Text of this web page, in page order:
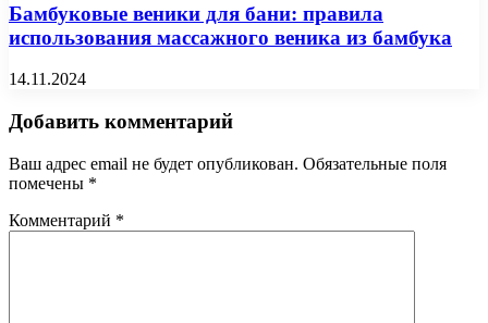
Бамбуковые веники для бани: правила
использования массажного веника из бамбука
14.11.2024
Добавить комментарий
Ваш адрес email не будет опубликован. Обязательные поля
помечены *
Комментарий *